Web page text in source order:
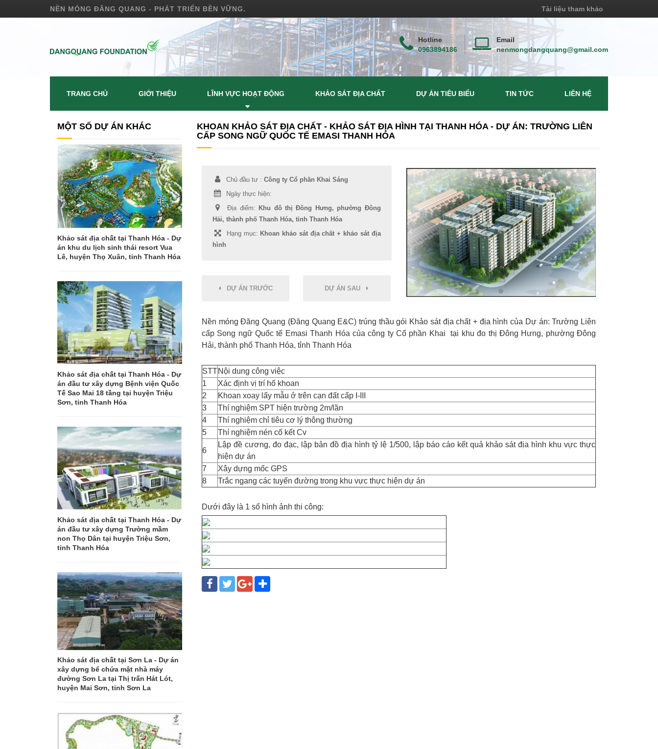
NỀN MÓNG ĐĂNG QUANG - PHÁT TRIỂN BỀN VỮNG. Tài liệu tham khảo
Hotline
0963894186
Email
nenmongdangquang@gmail.com
TRANG CHỦ GIỚI THIỆU LĨNH VỰC HOẠT ĐỘNG KHẢO SÁT ĐỊA CHẤT DỰ ÁN TIÊU BIỂU TIN TỨC LIÊN HỆ
MỘT SỐ DỰ ÁN KHÁC
Khảo sát địa chất tại Thanh Hóa - Dự
án khu du lịch sinh thái resort Vua
Lê, huyện Thọ Xuân, tỉnh Thanh Hóa
Khảo sát địa chất tại Thanh Hóa - Dự
án đầu tư xây dựng Bệnh viện Quốc
Tế Sao Mai 18 tầng tại huyện Triệu
Sơn, tỉnh Thanh Hóa
Khảo sát địa chất tại Thanh Hóa - Dự
án đầu tư xây dựng Trường mầm
non Thọ Dân tại huyện Triệu Sơn,
tỉnh Thanh Hóa
Khảo sát địa chất tại Sơn La - Dự án
xây dựng bể chứa mật nhà máy
đường Sơn La tại Thị trấn Hát Lót,
huyện Mai Sơn, tỉnh Sơn La
KHOAN KHẢO SÁT ĐỊA CHẤT - KHẢO SÁT ĐỊA HÌNH TẠI THANH HÓA - DỰ ÁN: TRƯỜNG LIÊN
CẤP SONG NGỮ QUỐC TẾ EMASI THANH HÓA
Chủ đầu tư : Công ty Cổ phần Khai Sáng
Ngày thực hiện:
Địa điểm: Khu đô thị Đông Hưng, phường Đông
Hải, thành phố Thanh Hóa, tỉnh Thanh Hóa
Hạng mục: Khoan khảo sát địa chất + khảo sát địa
hình
DỰ ÁN TRƯỚC DỰ ÁN SAU
Nền móng Đăng Quang (Đăng Quang E&C) trúng thầu gói Khảo sát địa chất + địa hình của Dự án: Trường Liên
cấp Song ngữ Quốc tế Emasi Thanh Hóa của công ty Cổ phần Khai tại khu đo thị Đông Hưng, phường Đông
Hải, thành phố Thanh Hóa, tỉnh Thanh Hóa
STTNội dung công việc
1
Xác định vị trí hố khoan
2
Khoan xoay lấy mẫu ở trên cạn đất cấp I-III
3
Thí nghiệm SPT hiện trường 2m/lần
4
Thí nghiệm chỉ tiêu cơ lý thông thường
5
Thí nghiệm nén cố kết Cv
6
Lập đề cương, đo đạc, lập bản đồ địa hình tỷ lệ 1/500, lập báo cáo kết quả khảo sát địa hình khu vực thực
hiện dự án
7
Xây dựng mốc GPS
8
Trắc ngang các tuyến đường trong khu vực thực hiện dự án
Dưới đây là 1 số hình ảnh thi công: